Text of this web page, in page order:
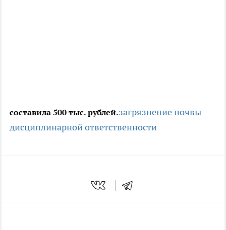
составила 500 тыс. рублей.загрязнение почвы
дисциплинарной ответственности